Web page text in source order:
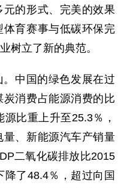
的形式、完美的效果
育赛事与低碳环保完
树立了新的典范。
中国的绿色发展在过
消费占能源消费的比
比重上升至25.3％，
、新能源汽车产销量
二氧化碳排放比2015
了48.4％，超过向国